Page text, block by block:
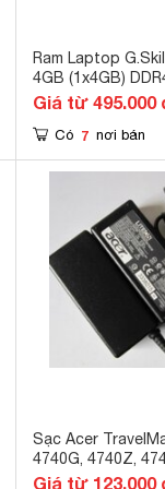
Ram Laptop
4GB (1x4GB)
(F4-2400C16S-
Giá từ 495.000
Có 7 nơi bán
Sạc Acer
4740G, 4740Z,
Giá từ 123.000